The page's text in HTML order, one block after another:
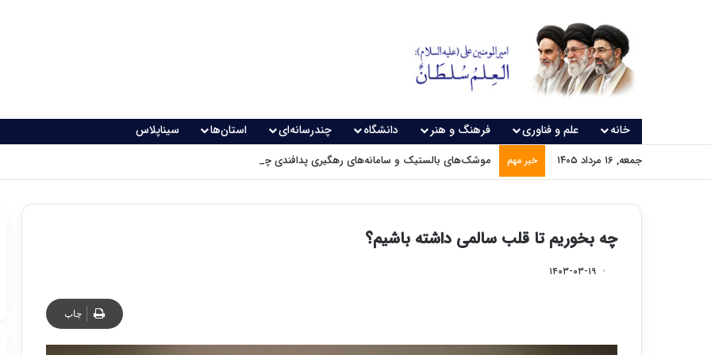
خانه علم و فناوری فرهنگ و هنر دانشگاه چندرسانه‌ای استان‌ها سیناپلاس
جمعه, ۱۶ مرداد ۱۴۰۵ خبر مهم موشک‌های بالستیک و سامانه‌های رهگیری پدافندی چگونه کار می کنند؟
چه بخوریم تا قلب سالمی داشته باشیم؟
۱۴۰۳-۰۳-۱۹
چاپ